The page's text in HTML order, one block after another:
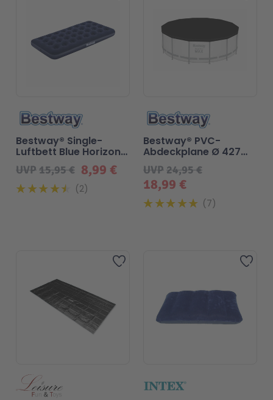
8,99 €
UVP15,95 €
Bestway® Single-
Luftbett Blue Horizon
Single 188 x 99 x 22 cm
2 18,99 €
UVP24,95 €
Bestway® PVC-
Abdeckplane Ø 427
cm - schwarz rund
7
Zur Wunschliste hinzufügen Zur